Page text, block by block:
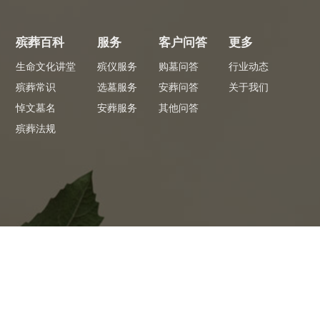
殡葬百科
生命文化讲堂
殡葬常识
悼文墓名
殡葬法规
服务
殡仪服务
选墓服务
安葬服务
客户问答
购墓问答
安葬问答
其他问答
更多
行业动态
关于我们